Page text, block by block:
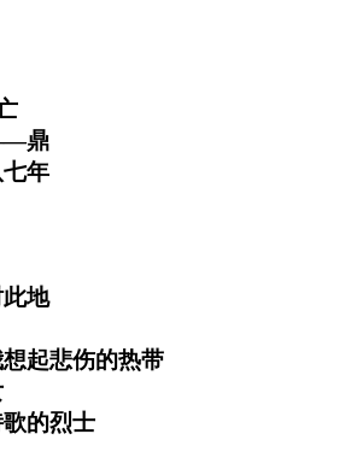
鼎
年
地
起悲伤的热带
的烈士